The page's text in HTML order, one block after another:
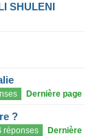
SHULENI
Dernière page
?
réponses
Dernière